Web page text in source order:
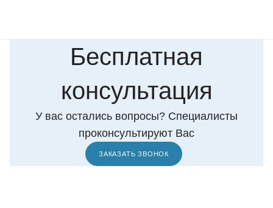
Бесплатная
консультация
У вас остались вопросы? Специалисты
проконсультируют Вас
ЗАКАЗАТЬ ЗВОНОК